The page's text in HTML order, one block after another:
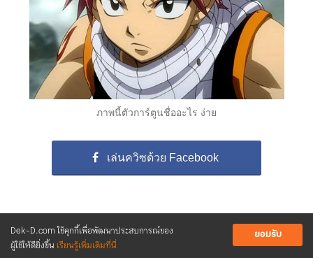
Dek-D.com ใช้คุกกี้เพื่อพัฒนาประสบการณ์ของ
ผู้ใช้ให้ดียิ่งขึ้น เรียนรู้เพิ่มเติมที่นี่
ยอมรับ
ภาพนี้ตัวการ์ตูนชื่ออะไร ง่าย
เล่นควิซด้วย Facebook